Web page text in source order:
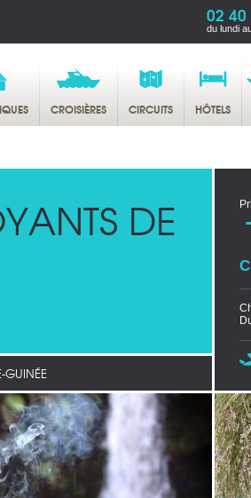
02
du lundi
CROISIÈRES CIRCUITS HÔTELS
DE
GUINÉE